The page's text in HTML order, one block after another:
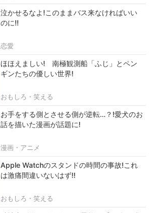
泣かせるなよ!このままバス来なければいい
のに!!
恋愛
ほほえましい! 南極観測船「ふじ」とペン
ギンたちの優しい世界!
おもしろ・笑える
お手をする側とさせる側が逆転…？!愛犬のお
話を描いた漫画が話題に!
漫画・アニメ
Apple Watchのスタンドの時間の事故!これ
は激痛間違いないはず‼
おもしろ・笑える